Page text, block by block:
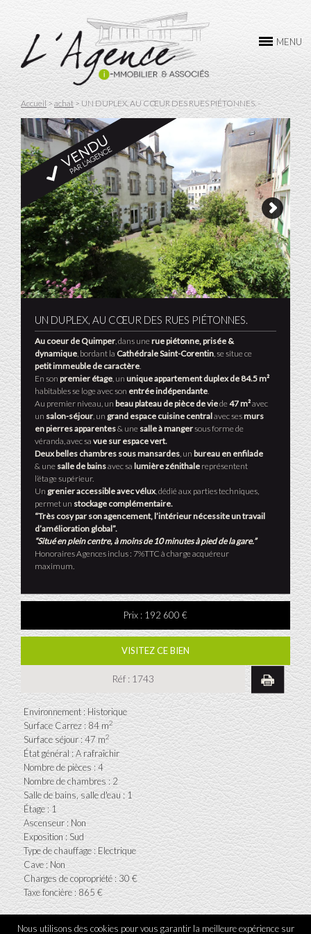
MENU
Accueil >achat> UN DUPLEX, AU CŒUR DES RUES PIÉTONNES. -
UN DUPLEX, AU CŒUR DES RUES PIÉTONNES. - Quimper CENTRE
UN DUPLEX, AU CŒUR DES RUES PIÉTONNES.
Au coeur de Quimper, dans unerue piétonne, prisée &
dynamique, bordant la Cathédrale Saint-Corentin, se situe ce
petit immeuble de caractère.
En son premier étage, un unique appartement duplex de 84.5 m²
habitables se loge avec son entrée indépendante.
Au premier niveau, un beau plateau de pièce de viede47 m²avec
un salon-séjour, un grand espace cuisine centralavec sesmurs
en pierres apparentes& une salle à mangersous forme de
véranda, avec sa vue sur espace vert.
Deux belles chambres sous mansardes, un bureau en enfilade
& une salle de bainsavec sa lumière zénithale représentent
l’étage supérieur.
Un grenier accessible avec vélux, dédié aux parties techniques,
permet un stockage complémentaire.
“Très cosy par son agencement, l’intérieur nécessite un travail
d’amélioration global”.
“Situé en plein centre, à moins de 10 minutes à pied de la gare.”
Honoraires Agences inclus : 7%TTC à charge acquéreur
maximum.
Prix : 192 600 €
VISITEZ CE BIEN
Réf : 1743
Environnement : Historique
Surface Carrez : 84 m2
Surface séjour : 47 m2
État général : A rafraîchir
Nombre de pièces : 4
Nombre de chambres : 2
Salle de bains, salle d'eau : 1
Étage : 1
Ascenseur : Non
Exposition : Sud
Type de chauffage : Electrique
Cave : Non
Charges de copropriété : 30 €
Taxe foncière : 865 €
L’AGENCE
ACHAT
VENTE
LOCATION
GESTION
CONTACTEZ-NOUS
Nous utilisons des cookies pour vous garantir la meilleure expérience sur